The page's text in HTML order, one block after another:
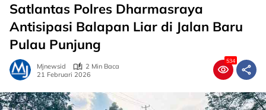
Satlantas Polres Dharmasraya
Antisipasi Balapan Liar di Jalan Baru
Pulau Punjung
Mjnewsid
2 Min Baca
21 Februari 2026
534